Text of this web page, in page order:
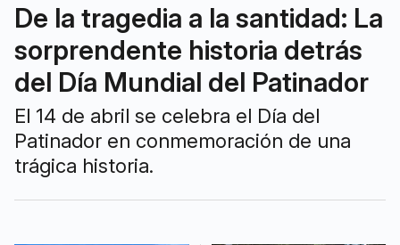
De la tragedia a la santidad: La
sorprendente historia detrás
del Día Mundial del Patinador
El 14 de abril se celebra el Día del
Patinador en conmemoración de una
trágica historia.